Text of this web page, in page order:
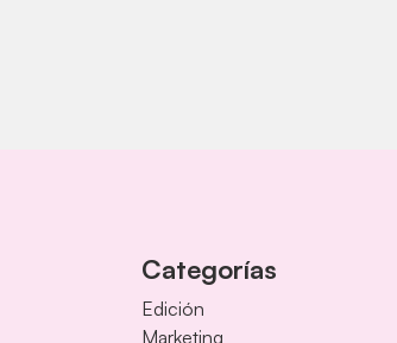
Categorías
Edición
Marketing